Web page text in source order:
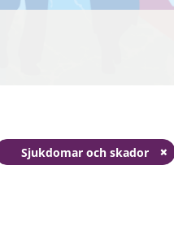
Sjukdomar och skador